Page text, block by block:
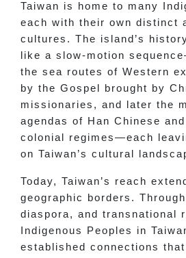
Taiwan is home to many
each with their own distinct
cultures. The island’s
like a slow-motion
the sea routes of Western
by the Gospel brought by
missionaries, and later the
agendas of Han Chinese
colonial regimes—each
on Taiwan’s cultural
Today, Taiwan’s reach
geographic borders.
diaspora, and transnational
Indigenous Peoples in
established connections